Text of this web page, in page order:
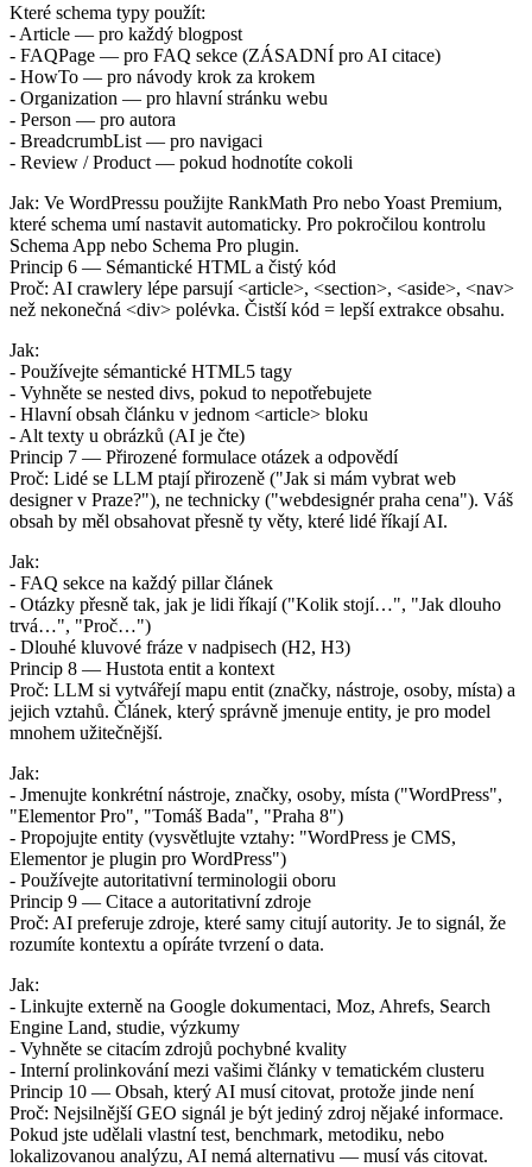
Které schema typy použít:
- Article — pro každý blogpost
- FAQPage — pro FAQ sekce (ZÁSADNÍ pro AI citace)
- HowTo — pro návody krok za krokem
- Organization — pro hlavní stránku webu
- Person — pro autora
- BreadcrumbList — pro navigaci
- Review / Product — pokud hodnotíte cokoli
Jak: Ve WordPressu použijte RankMath Pro nebo Yoast Premium,
které schema umí nastavit automaticky. Pro pokročilou kontrolu
Schema App nebo Schema Pro plugin.
Princip 6 — Sémantické HTML a čistý kód
Proč: AI crawlery lépe parsují <article>, <section>, <aside>, <nav>
než nekonečná <div> polévka. Čistší kód = lepší extrakce obsahu.
Jak:
- Používejte sémantické HTML5 tagy
- Vyhněte se nested divs, pokud to nepotřebujete
- Hlavní obsah článku v jednom <article> bloku
- Alt texty u obrázků (AI je čte)
Princip 7 — Přirozené formulace otázek a odpovědí
Proč: Lidé se LLM ptají přirozeně ("Jak si mám vybrat web
designer v Praze?"), ne technicky ("webdesignér praha cena"). Váš
obsah by měl obsahovat přesně ty věty, které lidé říkají AI.
Jak:
- FAQ sekce na každý pillar článek
- Otázky přesně tak, jak je lidi říkají ("Kolik stojí…", "Jak dlouho
trvá…", "Proč…")
- Dlouhé kluvové fráze v nadpisech (H2, H3)
Princip 8 — Hustota entit a kontext
Proč: LLM si vytvářejí mapu entit (značky, nástroje, osoby, místa) a
jejich vztahů. Článek, který správně jmenuje entity, je pro model
mnohem užitečnější.
Jak:
- Jmenujte konkrétní nástroje, značky, osoby, místa ("WordPress",
"Elementor Pro", "Tomáš Bada", "Praha 8")
- Propojujte entity (vysvětlujte vztahy: "WordPress je CMS,
Elementor je plugin pro WordPress")
- Používejte autoritativní terminologii oboru
Princip 9 — Citace a autoritativní zdroje
Proč: AI preferuje zdroje, které samy citují autority. Je to signál, že
rozumíte kontextu a opíráte tvrzení o data.
Jak:
- Linkujte externě na Google dokumentaci, Moz, Ahrefs, Search
Engine Land, studie, výzkumy
- Vyhněte se citacím zdrojů pochybné kvality
- Interní prolinkování mezi vašimi články v tematickém clusteru
Princip 10 — Obsah, který AI musí citovat, protože jinde není
Proč: Nejsilnější GEO signál je být jediný zdroj nějaké informace.
Pokud jste udělali vlastní test, benchmark, metodiku, nebo
lokalizovanou analýzu, AI nemá alternativu — musí vás citovat.